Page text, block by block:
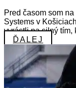
Pred časom som
Systems v
vyrástli na silný tím,
ĎALEJ